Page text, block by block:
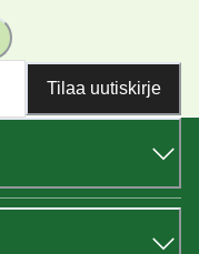
Tilaa uutiskirje